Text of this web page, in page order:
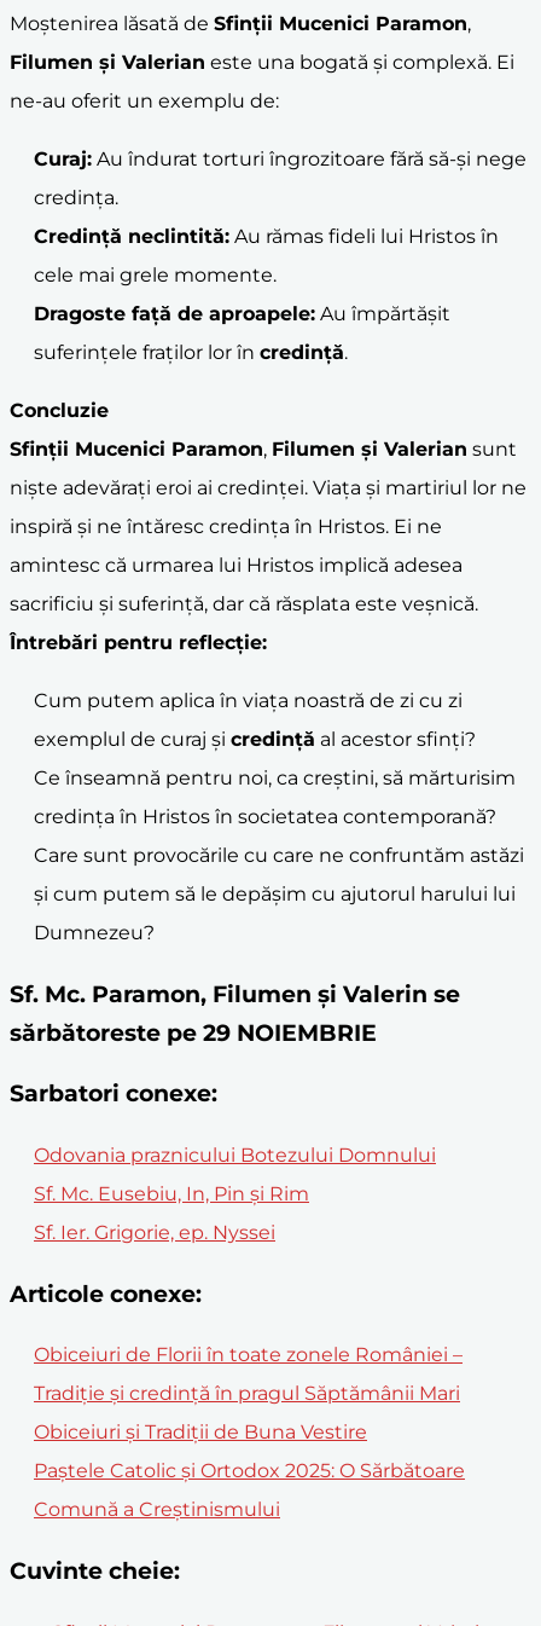
Moștenirea lăsată de Sfinții Mucenici Paramon,
Filumen și Valerian este una bogată și complexă. Ei
ne-au oferit un exemplu de:
Curaj: Au îndurat torturi îngrozitoare fără să-și nege
credința.
Credință neclintită: Au rămas fideli lui Hristos în
cele mai grele momente.
Dragoste față de aproapele: Au împărtășit
suferințele fraților lor în credință.
Concluzie
Sfinții Mucenici Paramon, Filumen și Valerian sunt
niște adevărați eroi ai credinței. Viața și martiriul lor ne
inspiră și ne întăresc credința în Hristos. Ei ne
amintesc că urmarea lui Hristos implică adesea
sacrificiu și suferință, dar că răsplata este veșnică.
Întrebări pentru reflecție:
Cum putem aplica în viața noastră de zi cu zi
exemplul de curaj și credință al acestor sfinți?
Ce înseamnă pentru noi, ca creștini, să mărturisim
credința în Hristos în societatea contemporană?
Care sunt provocările cu care ne confruntăm astăzi
și cum putem să le depășim cu ajutorul harului lui
Dumnezeu?
Sf. Mc. Paramon, Filumen şi Valerin se
sărbătoreste pe 29 NOIEMBRIE
Sarbatori conexe:
Odovania praznicului Botezului Domnului
Sf. Mc. Eusebiu, In, Pin și Rim
Sf. Ier. Grigorie, ep. Nyssei
Articole conexe:
Obiceiuri de Florii în toate zonele României –
Tradiție și credință în pragul Săptămânii Mari
Obiceiuri și Tradiții de Buna Vestire
Paștele Catolic și Ortodox 2025: O Sărbătoare
Comună a Creștinismului
Cuvinte cheie: